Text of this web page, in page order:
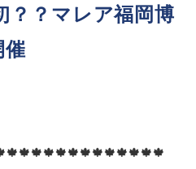
？？マレア福岡博